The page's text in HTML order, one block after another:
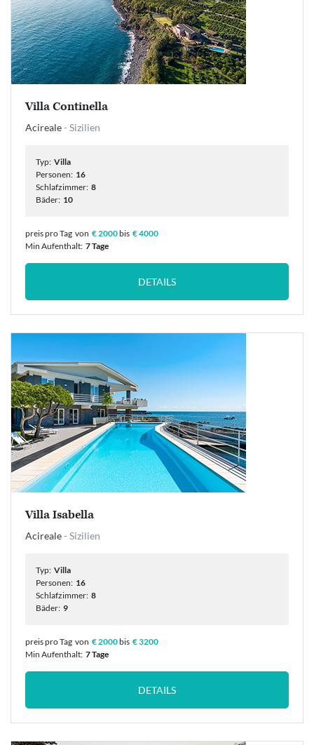
Villa Continella
Acireale- Sizilien
Typ: Villa
Personen: 16
Schlafzimmer: 8
Bäder: 10
preis pro Tag von € 2000 bis € 4000
Min Aufenthalt: 7 Tage
DETAILS
Villa Isabella
Acireale- Sizilien
Typ: Villa
Personen: 16
Schlafzimmer: 8
Bäder: 9
preis pro Tag von € 2000 bis € 3200
Min Aufenthalt: 7 Tage
DETAILS